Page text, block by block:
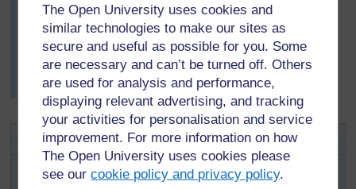
The Open University uses cookies and
similar technologies to make our sites as
secure and useful as possible for you. Some
are necessary and can’t be turned off. Others
are used for analysis and performance,
displaying relevant advertising, and tracking
your activities for personalisation and service
improvement. For more information on how
The Open University uses cookies please
see ourcookie policy and privacy policy.
mchana na kulinganisha na kifani cha Bi Abdul na
kujadili namna mawazo yao yanavyooana. Bi Abdul
alishangazwa na idadi ya maswali ya usiku na mchana
ambayo wanafunzi waliuliza, pia namna Kifani
kilivyowasaidia kuelewa kilichokuwa kinaendelea.
Shughuli ya 1: Usiku na mchana
Ukifanya kazi na darasa zima, waambie wakueleze
wanavyojua kuhusu namna usiku na mchana